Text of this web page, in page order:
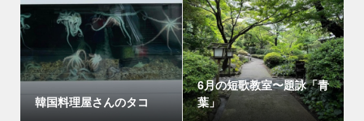
韓国料理屋さんのタコ
6月の短歌教室〜題詠「青
葉」